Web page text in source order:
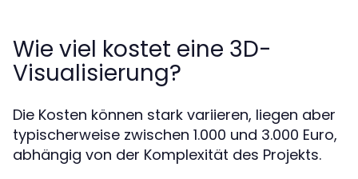
Wie viel kostet eine 3D-
Visualisierung?
Die Kosten können stark variieren, liegen aber
typischerweise zwischen 1.000 und 3.000 Euro,
abhängig von der Komplexität des Projekts.